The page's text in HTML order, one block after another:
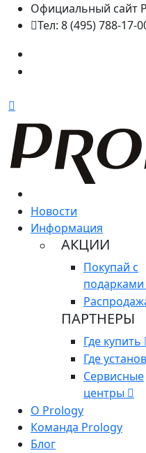
Официальный сайт
Тел: 8 (495) 788-17-
Новости
Информация
АКЦИИ
Покупай с
подарками
ПАРТНЕРЫ
Где купить
Где
Сервисные
центры
О Prology
Команда Prology
Блог